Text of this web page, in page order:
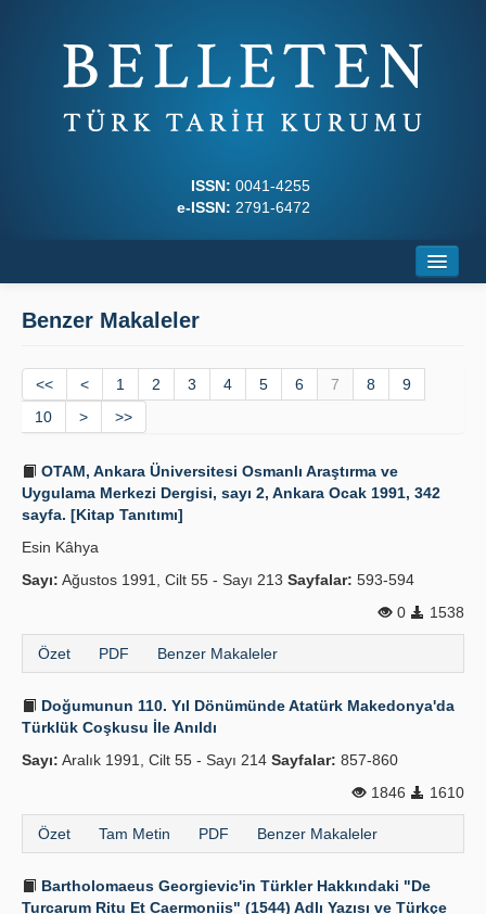
ISSN: 0041-4255
e-ISSN: 2791-6472
Dergi Kurulları
Yazım Kuralları
İlkeler
Yayın Politikaları
Kılavuzlar
Benzer Makaleler
<< < 1 2 3 4 5 6 7 8
9
10
> >>
OTAM, Ankara Üniversitesi Osmanlı Araştırma ve
Uygulama Merkezi Dergisi, sayı 2, Ankara Ocak 1991, 342
sayfa. [Kitap Tanıtımı]
Esin Kâhya
Sayı: Ağustos 1991, Cilt 55 - Sayı 213 Sayfalar: 593-594
0
1538
Özet PDF Benzer Makaleler
Doğumunun 110. Yıl Dönümünde Atatürk Makedonya'da
Türklük Coşkusu İle Anıldı
Sayı: Aralık 1991, Cilt 55 - Sayı 214 Sayfalar: 857-860
1846
1610
Özet Tam Metin PDF Benzer Makaleler
Bartholomaeus Georgievic'in Türkler Hakkındaki "De
Turcarum Ritu Et Caermoniis" (1544) Adlı Yazısı ve Türkçe